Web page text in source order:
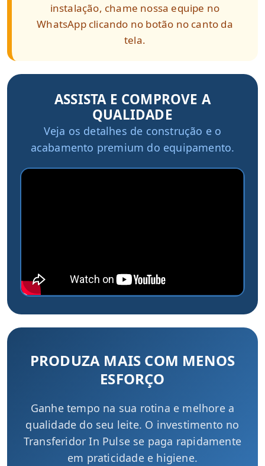
instalação, chame nossa equipe no
WhatsApp clicando no botão no canto da
tela.
ASSISTA E COMPROVE A
QUALIDADE
Veja os detalhes de construção e o
acabamento premium do equipamento.
PRODUZA MAIS COM MENOS
ESFORÇO
Ganhe tempo na sua rotina e melhore a
qualidade do seu leite. O investimento no
Transferidor In Pulse se paga rapidamente
em praticidade e higiene.